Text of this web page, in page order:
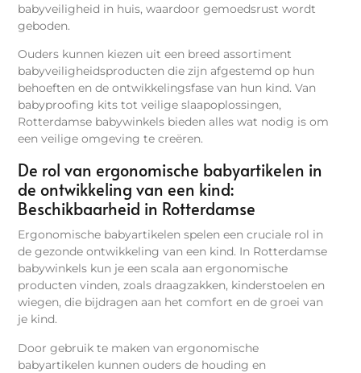
babyveiligheid in huis, waardoor gemoedsrust wordt
geboden.
Ouders kunnen kiezen uit een breed assortiment
babyveiligheidsproducten die zijn afgestemd op hun
behoeften en de ontwikkelingsfase van hun kind. Van
babyproofing kits tot veilige slaapoplossingen,
Rotterdamse babywinkels bieden alles wat nodig is om
een veilige omgeving te creëren.
De rol van ergonomische babyartikelen in
de ontwikkeling van een kind:
Beschikbaarheid in Rotterdamse
Ergonomische babyartikelen spelen een cruciale rol in
de gezonde ontwikkeling van een kind. In Rotterdamse
babywinkels kun je een scala aan ergonomische
producten vinden, zoals draagzakken, kinderstoelen en
wiegen, die bijdragen aan het comfort en de groei van
je kind.
Door gebruik te maken van ergonomische
babyartikelen kunnen ouders de houding en